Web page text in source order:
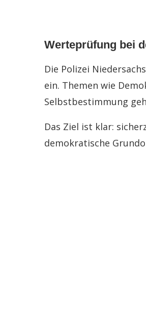
Werteprüfung bei
Die Polizei
ein. Themen wie
Selbstbestimmung
Das Ziel ist klar:
demokratische